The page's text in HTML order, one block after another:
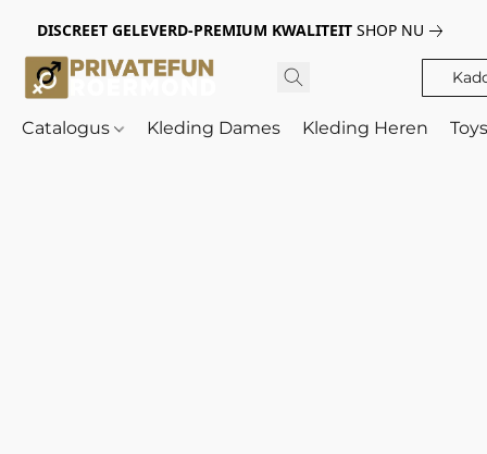
DISCREET GELEVERD-PREMIUM KWALITEIT SHOP NU
Catalogus Kleding Dames Kleding Heren